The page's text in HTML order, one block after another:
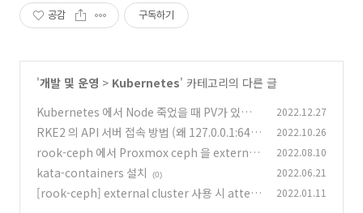
공감 구독하기
'개발 및 운영 > Kubernetes' 카테고리의 다른 글
Kubernetes 에서 Node 죽었을 때 PV가 있는
파드가 스케쥴링 되지 않는 현상
(0)
2022.12.27
RKE2 의 API 서버 접속 방법 (왜 127.0.0.1:644
3 인가?) (0)
2022.10.26
rook-ceph 에서 Proxmox ceph 을 external
cluster 으로 사용할 때 문제
2022.08.10
kata-containers 설치 (0) 2022.06.21
[rook-ceph] external cluster 사용 시 attem
2022.01.11